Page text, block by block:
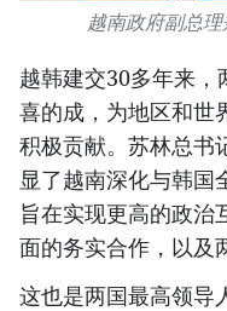
越南政府副总
越韩建交30多年来
喜的成，为地区和世
积极贡献。苏林总书
显了越南深化与韩国
旨在实现更高的政治
面的务实合作，以及
这也是两国最高领导